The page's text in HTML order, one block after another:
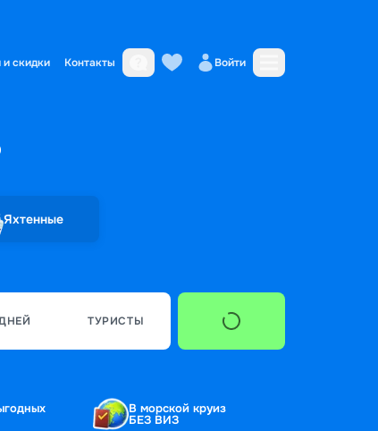
и скидки Контакты Войти
Яхтенные
ТУРИСТЫ
В морской круиз
БЕЗ ВИЗ